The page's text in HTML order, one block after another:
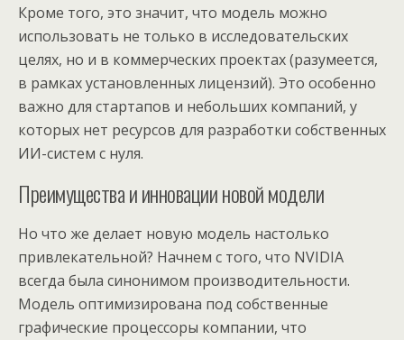
Кроме того, это значит, что модель можно
использовать не только в исследовательских
целях, но и в коммерческих проектах (разумеется,
в рамках установленных лицензий). Это особенно
важно для стартапов и небольших компаний, у
которых нет ресурсов для разработки собственных
ИИ-систем с нуля.
Преимущества и инновации новой модели
Но что же делает новую модель настолько
привлекательной? Начнем с того, что NVIDIA
всегда была синонимом производительности.
Модель оптимизирована под собственные
графические процессоры компании, что